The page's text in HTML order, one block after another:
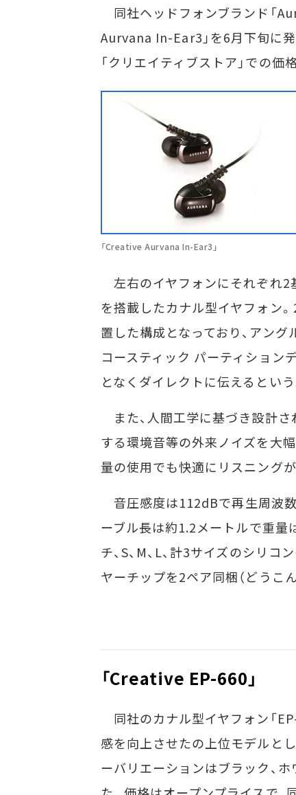
同社ヘッドフォンブランド「
Aurvana In-Ear3」を6月下旬に
「クリエイティブストア」での価
「Creative Aurvana In-Ear3」
左右のイヤフォンにそれぞれ2
を搭載したカナル型イヤフォン
置した構成となっており、アン
コースティック パーティション
となくダイレクトに伝えるという
また、人間工学に基づき設計
する環境音等の外来ノイズを大
量の使用でも快適にリスニング
音圧感度は112dBで再生周波
ーブル長は約1.2メートルで重量
チ、S、M、L、計3サイズのシリ
ヤーチップを2ペア同梱（どうこん
「Creative EP-660」
同社のカナル型イヤフォン「
感を向上させたの上位モデルと
ーバリエーションはブラック、ホ